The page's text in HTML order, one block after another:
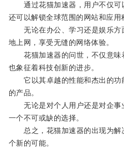
通过花猫加速器，用户不仅可
还可以解锁全球范围的网站和应用
无论在办公、学习还是娱乐方
地上网，享受无缝的网络体验。
花猫加速器的问世，不仅意味
也象征着科技创新的进步。
它以其卓越的性能和杰出的功
的产品。
无论是对个人用户还是对企事
一个不可或缺的选择。
总之，花猫加速器的出现为解
个新的可能。